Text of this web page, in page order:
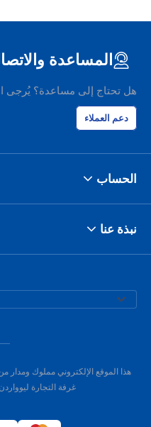
المساعدة
هل تحتاج إلى مساعدة؟ يُرجى
دعم العملاء
الحساب
نبذة عنا
غرفة التجارة ليوواردن،